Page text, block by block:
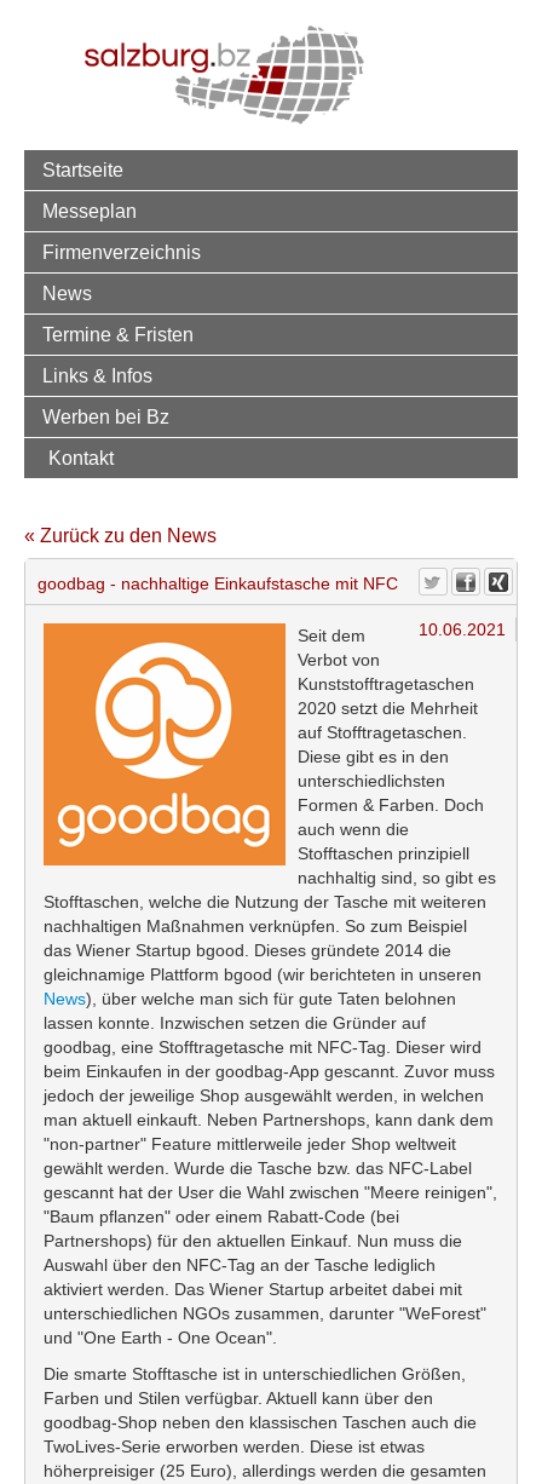
Startseite
Messeplan
Firmenverzeichnis
News
Termine & Fristen
Links & Infos
Werben bei Bz
Kontakt
« Zurück zu den News
goodbag - nachhaltige Einkaufstasche mit NFC
10.06.2021
Seit dem
Verbot von
Kunststofftragetaschen
2020 setzt die Mehrheit
auf Stofftragetaschen.
Diese gibt es in den
unterschiedlichsten
Formen & Farben. Doch
auch wenn die
Stofftaschen prinzipiell
nachhaltig sind, so gibt es
Stofftaschen, welche die Nutzung der Tasche mit weiteren
nachhaltigen Maßnahmen verknüpfen. So zum Beispiel
das Wiener Startup bgood. Dieses gründete 2014 die
gleichnamige Plattform bgood (wir berichteten in unseren
News), über welche man sich für gute Taten belohnen
lassen konnte. Inzwischen setzen die Gründer auf
goodbag, eine Stofftragetasche mit NFC-Tag. Dieser wird
beim Einkaufen in der goodbag-App gescannt. Zuvor muss
jedoch der jeweilige Shop ausgewählt werden, in welchen
man aktuell einkauft. Neben Partnershops, kann dank dem
"non-partner" Feature mittlerweile jeder Shop weltweit
gewählt werden. Wurde die Tasche bzw. das NFC-Label
gescannt hat der User die Wahl zwischen "Meere reinigen",
"Baum pflanzen" oder einem Rabatt-Code (bei
Partnershops) für den aktuellen Einkauf. Nun muss die
Auswahl über den NFC-Tag an der Tasche lediglich
aktiviert werden. Das Wiener Startup arbeitet dabei mit
unterschiedlichen NGOs zusammen, darunter "WeForest"
und "One Earth - One Ocean".
Die smarte Stofftasche ist in unterschiedlichen Größen,
Farben und Stilen verfügbar. Aktuell kann über den
goodbag-Shop neben den klassischen Taschen auch die
TwoLives-Serie erworben werden. Diese ist etwas
höherpreisiger (25 Euro), allerdings werden die gesamten